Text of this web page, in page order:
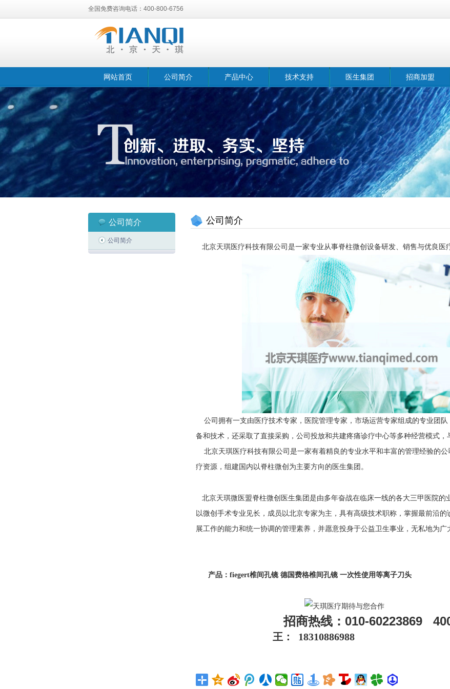
全国免费咨询电话：400-800-6756
网站首页 公司简介 产品中心 技术支持 医生集团 招商加盟
公司简介
公司简介
公司简介
北京天琪医疗科技有限公司是一家专业从事脊柱微创设备研发、销售与优良医
公司拥有一支由医疗技术专家，医院管理专家，市场运营专家组成的专业团
备和技术，还采取了直接采购，公司投放和共建疼痛诊疗中心等多种经营模式
北京天琪医疗科技有限公司是一家有着精良的专业水平和丰富的管理经验的
疗资源，组建国内以脊柱微创为主要方向的医生集团。
北京天琪微医盟脊柱微创医生集团是由多年奋战在临床一线的各大三甲医院
以微创手术专业见长，成员以北京专家为主，具有高级技术职称，掌握最前沿
展工作的能力和统一协调的管理素养，并愿意投身于公益卫生事业，无私地为广
产品：fiegert椎间孔镜 德国费格椎间孔镜 一次性使用等离子刀头
招商热线：010-60223869
王： 18310886988